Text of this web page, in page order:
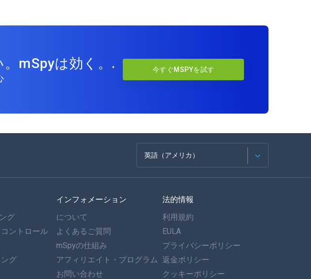
mSpyは効く。. 今すぐMSPYを試す
英語（アメリカ）
フランセ
スペイン語
ポルトガル語
イタリア語
グ
ントロール
グ
インフォメーション
について
よくあるご質問
mSpyの仕組み
アフィリエイト・プログラム
お問い合わせ
法的情報
利用規約
EULA
プライバシーポリシー
返金ポリシー
クッキーポリシー